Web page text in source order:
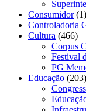
Consumidor(1)
Controladoria
Cultura (466)
Corpus
Festival
PG
Educação (203)